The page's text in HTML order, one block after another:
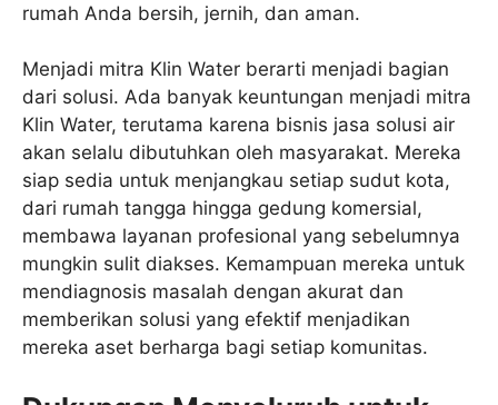
rumah Anda bersih, jernih, dan aman.
Menjadi mitra Klin Water berarti menjadi bagian
dari solusi. Ada banyak keuntungan menjadi mitra
Klin Water, terutama karena bisnis jasa solusi air
akan selalu dibutuhkan oleh masyarakat. Mereka
siap sedia untuk menjangkau setiap sudut kota,
dari rumah tangga hingga gedung komersial,
membawa layanan profesional yang sebelumnya
mungkin sulit diakses. Kemampuan mereka untuk
mendiagnosis masalah dengan akurat dan
memberikan solusi yang efektif menjadikan
mereka aset berharga bagi setiap komunitas.